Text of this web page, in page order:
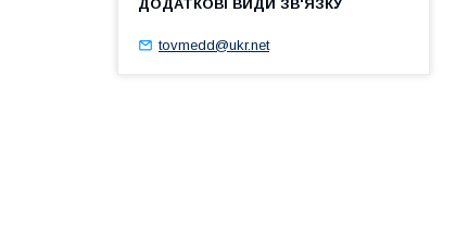
tovmedd@ukr.net